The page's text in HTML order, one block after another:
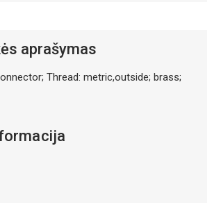
aprašymas
Thread: metric,outside; brass;